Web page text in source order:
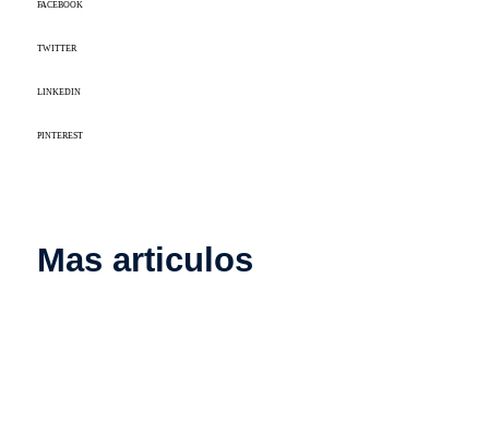
FACEBOOK
TWITTER
LINKEDIN
PINTEREST
Mas articulos